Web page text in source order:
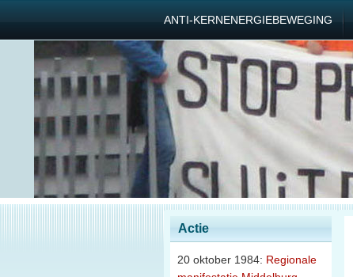
ANTI-KERNENERGIEBEWEGING
Actie
20 oktober 1984: Regionale